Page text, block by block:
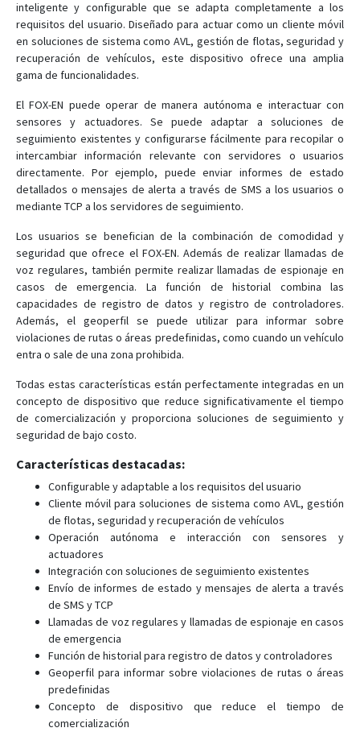
STEPPIII-UX
inteligente y configurable que se adapta completamente a los
requisitos del usuario. Diseñado para actuar como un cliente móvil
en soluciones de sistema como AVL, gestión de flotas, seguridad y
recuperación de vehículos, este dispositivo ofrece una amplia
gama de funcionalidades.
El FOX-EN puede operar de manera autónoma e interactuar con
sensores y actuadores. Se puede adaptar a soluciones de
seguimiento existentes y configurarse fácilmente para recopilar o
intercambiar información relevante con servidores o usuarios
directamente. Por ejemplo, puede enviar informes de estado
detallados o mensajes de alerta a través de SMS a los usuarios o
mediante TCP a los servidores de seguimiento.
Los usuarios se benefician de la combinación de comodidad y
seguridad que ofrece el FOX-EN. Además de realizar llamadas de
voz regulares, también permite realizar llamadas de espionaje en
casos de emergencia. La función de historial combina las
capacidades de registro de datos y registro de controladores.
Además, el geoperfil se puede utilizar para informar sobre
violaciones de rutas o áreas predefinidas, como cuando un vehículo
entra o sale de una zona prohibida.
Todas estas características están perfectamente integradas en un
concepto de dispositivo que reduce significativamente el tiempo
de comercialización y proporciona soluciones de seguimiento y
seguridad de bajo costo.
Características destacadas:
Configurable y adaptable a los requisitos del usuario
Cliente móvil para soluciones de sistema como AVL, gestión
de flotas, seguridad y recuperación de vehículos
Operación autónoma e interacción con sensores y
actuadores
Integración con soluciones de seguimiento existentes
Envío de informes de estado y mensajes de alerta a través
de SMS y TCP
Llamadas de voz regulares y llamadas de espionaje en casos
de emergencia
Función de historial para registro de datos y controladores
Geoperfil para informar sobre violaciones de rutas o áreas
predefinidas
Concepto de dispositivo que reduce el tiempo de
comercialización